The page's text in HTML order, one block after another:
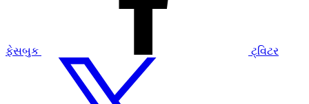
ફેસબુક ટ્વિટર